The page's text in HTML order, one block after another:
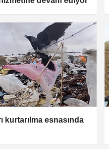
kurtarılma esnasında